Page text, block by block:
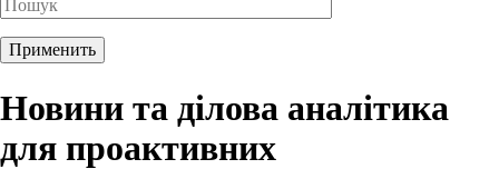
Новини та ділова аналітика
для проактивних